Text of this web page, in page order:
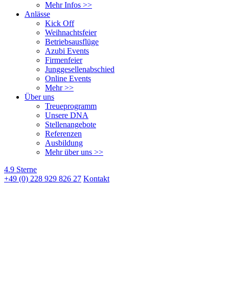
Mehr Infos >>
Anlässe
Kick Off
Weihnachtsfeier
Betriebsausflüge
Azubi Events
Firmenfeier
Junggesellenabschied
Online Events
Mehr >>
Über uns
Treueprogramm
Unsere DNA
Stellenangebote
Referenzen
Ausbildung
Mehr über uns >>
4.9 Sterne
+49 (0) 228 929 826 27 Kontakt